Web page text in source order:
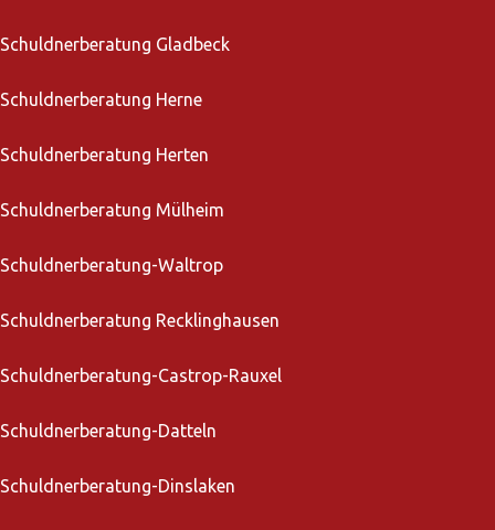
Schuldnerberatung Gladbeck
Schuldnerberatung Herne
Schuldnerberatung Herten
Schuldnerberatung Mülheim
Schuldnerberatung-Waltrop
Schuldnerberatung Recklinghausen
Schuldnerberatung-Castrop-Rauxel
Schuldnerberatung-Datteln
Schuldnerberatung-Dinslaken